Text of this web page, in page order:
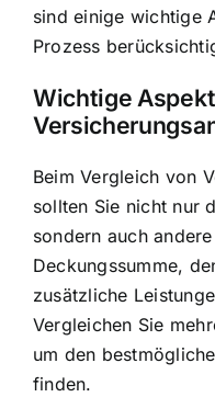
sind einige wichtige
Prozess
Wichtige
Beim Vergleich von
sollten Sie nicht nur
sondern auch
Deckungssumme,
zusätzliche
Vergleichen Sie
um den
finden.